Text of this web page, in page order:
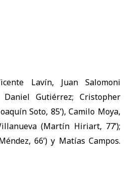
Lavín, Juan Salomoni
Daniel Gutiérrez; Cristopher
Soto, 85’), Camilo Moya,
(Martín Hiriart, 77’);
66’) y Matías Campos.